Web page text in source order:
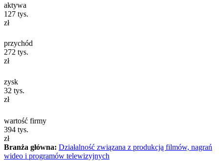
aktywa
127 tys.
zł
przychód
272 tys.
zł
zysk
32 tys.
zł
wartość firmy
394 tys.
zł
Branża główna: Działalność związana z produkcją filmów, nagrań
wideo i programów telewizyjnych